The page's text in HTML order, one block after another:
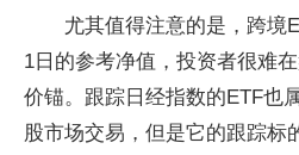
尤其值得注意的是，跨境
1日的参考净值，投资者很难
价锚。跟踪日经指数的ETF也
股市场交易，但是它的跟踪标